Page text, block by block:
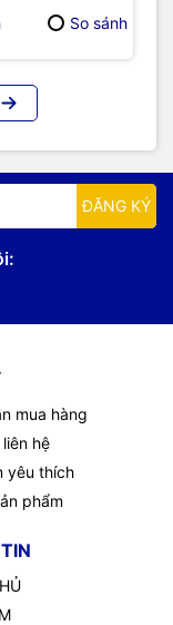
So sánh
ĐĂNG KÝ
mua hàng
hệ
yêu thích
phẩm